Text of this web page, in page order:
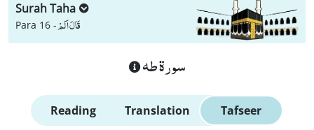
Surah Taha
Para 16 -قَالَ اَلَمْ
سورة طه
Reading Translation Tafseer